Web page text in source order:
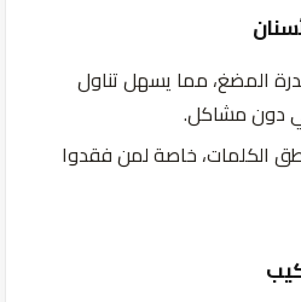
المضغ، مما يسهلتناول
دونمشاكل.
الكلمات، خاصةلمنفقدوا